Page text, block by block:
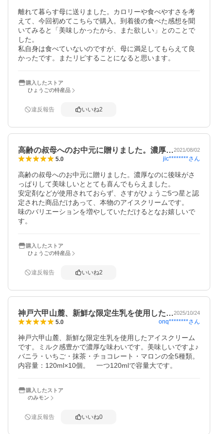
離れて暮らす母に送りました。カロリーや食べやすさを考
えて、今回初めてこちらで購入。到着後の食べた感想を聞
いてみると「美味しかったから、また欲しい」とのことで
した。
私自身は食べていないのですが、母に満足してもらえて良
かったです。またリピすることになると思います。
購入したストア
ひょうごの特産品
違反報告 いいね2
高齢の叔母へのお中元に贈りました。濃厚…2021/08/02
5.0 jic********さん
高齢の叔母へのお中元に贈りました。濃厚なのに後味がさ
っぱりして美味しいととても喜んでもらえました。
安定剤などが使用されておらず、さすがひょうご5つ星と認
定された商品だけあって、本物のアイスクリームです。
味のバリエーションを増やしていただけるとなお嬉しいで
す。
購入したストア
ひょうごの特産品
違反報告 いいね2
神戸六甲山麓、新鮮な限定生乳を使用した…2025/10/24
5.0 onq********さん
神戸六甲山麓、新鮮な限定生乳を使用したアイスクリーム
です。ミルク感豊かで濃厚な味わいです。美味しいですよ♪
バニラ・いちご・抹茶・チョコレート・マロンの全5種類。
内容量：120ml×10個。　一つ120mlで容量大です。
購入したストア
のみモン
違反報告 いいね0